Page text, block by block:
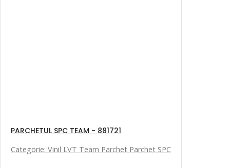
PARCHETUL SPC TEAM - 881721
Categorie: Vinil LVT Team Parchet Parchet SPC